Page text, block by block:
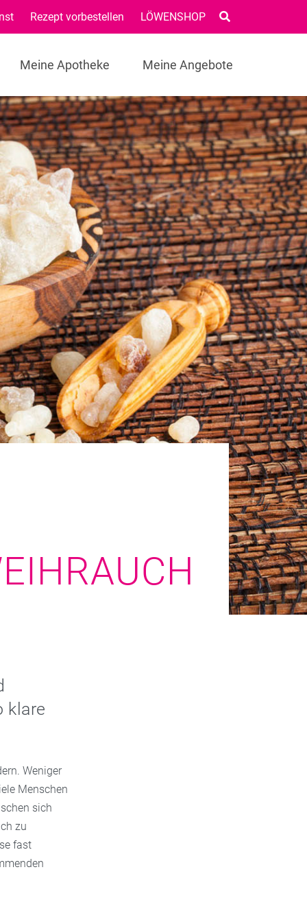
Rezept vorbestellen LÖWENSHOP
Meine Apotheke Meine Angebote
klare
Weniger
Menschen
sich
zu
fast